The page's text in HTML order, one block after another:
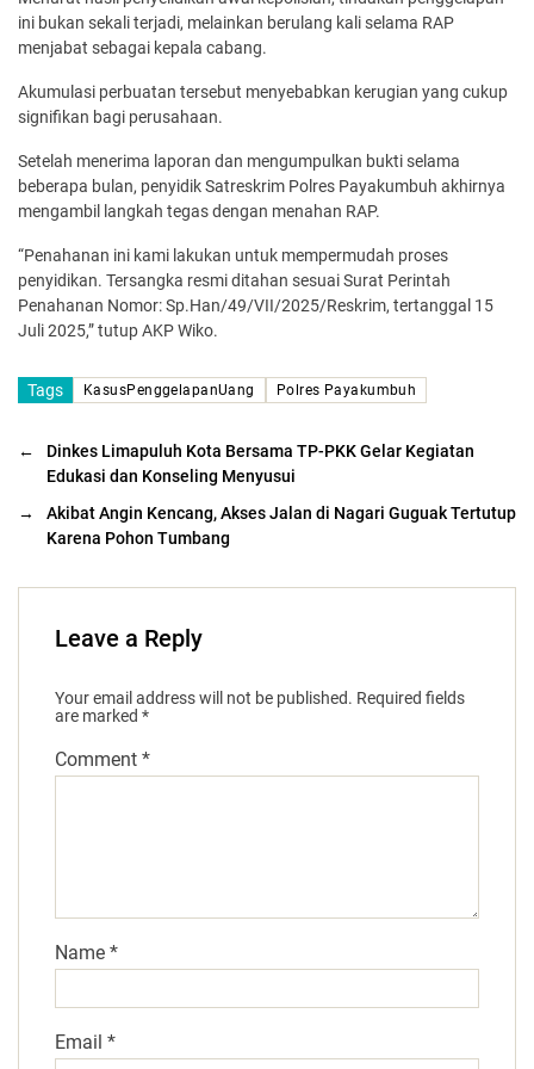
ini bukan sekali terjadi, melainkan berulang kali selama RAP
menjabat sebagai kepala cabang.
Akumulasi perbuatan tersebut menyebabkan kerugian yang cukup
signifikan bagi perusahaan.
Setelah menerima laporan dan mengumpulkan bukti selama
beberapa bulan, penyidik Satreskrim Polres Payakumbuh akhirnya
mengambil langkah tegas dengan menahan RAP.
“Penahanan ini kami lakukan untuk mempermudah proses
penyidikan. Tersangka resmi ditahan sesuai Surat Perintah
Penahanan Nomor: Sp.Han/49/VII/2025/Reskrim, tertanggal 15
Juli 2025,” tutup AKP Wiko.
Tags KasusPenggelapanUang Polres Payakumbuh
←
Dinkes Limapuluh Kota Bersama TP-PKK Gelar Kegiatan
Edukasi dan Konseling Menyusui
→
Akibat Angin Kencang, Akses Jalan di Nagari Guguak Tertutup
Karena Pohon Tumbang
Leave a Reply
Your email address will not be published. Required fields
are marked *
Comment *
Name *
Email *